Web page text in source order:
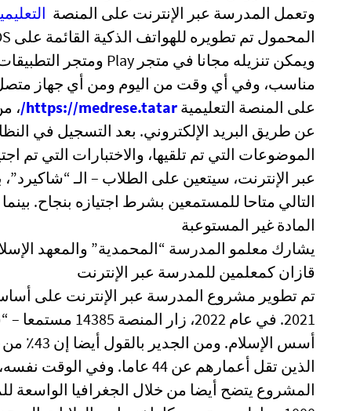
وتعمل المدرسة عبر الإنترنت على المنصة
مناسب، وفي أي وقت من اليوم ومن أي جهاز متصل
على المنصة التعليمية https://medrese.tatar/ ،
عن طريق البريد الإلكتروني. بعد التسجيل في
الموضوعات التي تم تلقيها، والاختبارات التي تم
عبر الإنترنت، سيتعين على الطلاب – الـ
التالي متاحا للمستمعين بشرط اجتيازه بنجاح.
المادة غير المستوعبة
يشارك معلمو المدرسة “المحمدية” والمعهد
قازان كمعلمين للمدرسة عبر الإنترنت
تم تطوير مشروع المدرسة عبر الإنترنت على
أسس